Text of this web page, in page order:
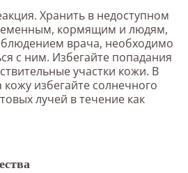
Хранить в недоступном
кормящим и людям,
врача, необходимо
с ним. Избегайте попадания
участки кожи. В
избегайте солнечного
лучей в течение как